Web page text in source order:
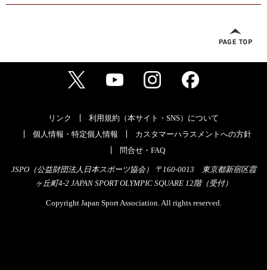
リンク
利用規約（本サイト・SNS）について
個人情報・特定個人情報
カスタマーハラスメントへの方針
問合せ・FAQ
JSPO（公益財団法人日本スポーツ協会） 〒160-0013 東京都新宿区霞
ヶ丘町4-2 JAPAN SPORT OLYMPIC SQUARE 12階（受付）
Copyright Japan Sport Association. All rights reserved.